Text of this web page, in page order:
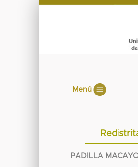
Menú
PADILLA